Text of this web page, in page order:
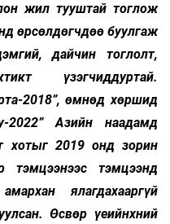
жил тууштай тоглож
өрсөлдөгчдөө буулгаж
дайчин тоглолт,
үзэгчиддуртай.
2018”, өмнөд хөршид
2022” Азийн наадамд
хотыг 2019 онд зорин
тэмцээнээс тэмцээнд
ялагдахааргүй
Өсвөр үеийнхний